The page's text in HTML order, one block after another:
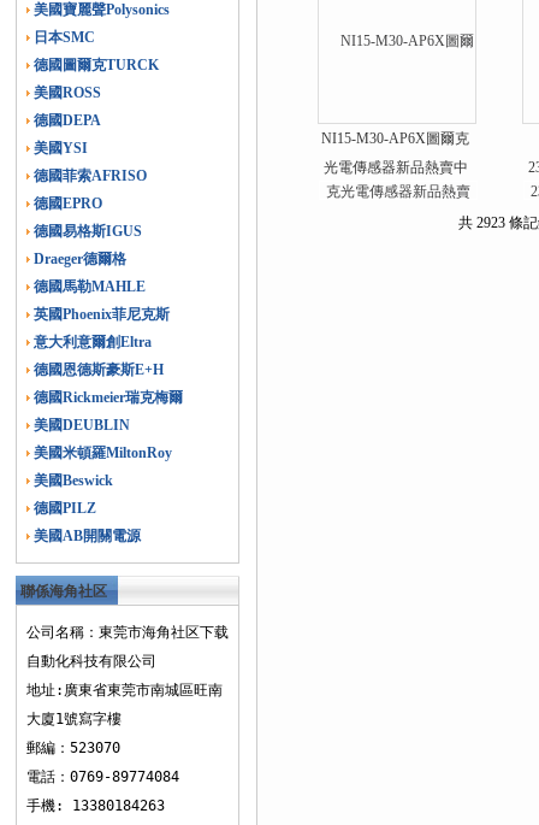
美國寶麗聲Polysonics
日本SMC
德國圖爾克TURCK
美國ROSS
德國DEPA
美國YSI
德國菲索AFRISO
德國EPRO
德國易格斯IGUS
Draeger德爾格
德國馬勒MAHLE
英國Phoenix菲尼克斯
意大利意爾創Eltra
德國恩德斯豪斯E+H
德國Rickmeier瑞克梅爾
美國DEUBLIN
美國米頓羅MiltonRoy
美國Beswick
德國PILZ
美國AB開關電源
聯係海角社区
下载
公司名稱：東莞市海角社区下载
自動化科技有限公司
地址:廣東省東莞市南城區旺南
大廈1號寫字樓
郵編：523070
電話：0769-89774084
手機: 13380184263
NI15-M30-AP6X圖爾克
光電傳感器新品熱賣中
共 2923 條